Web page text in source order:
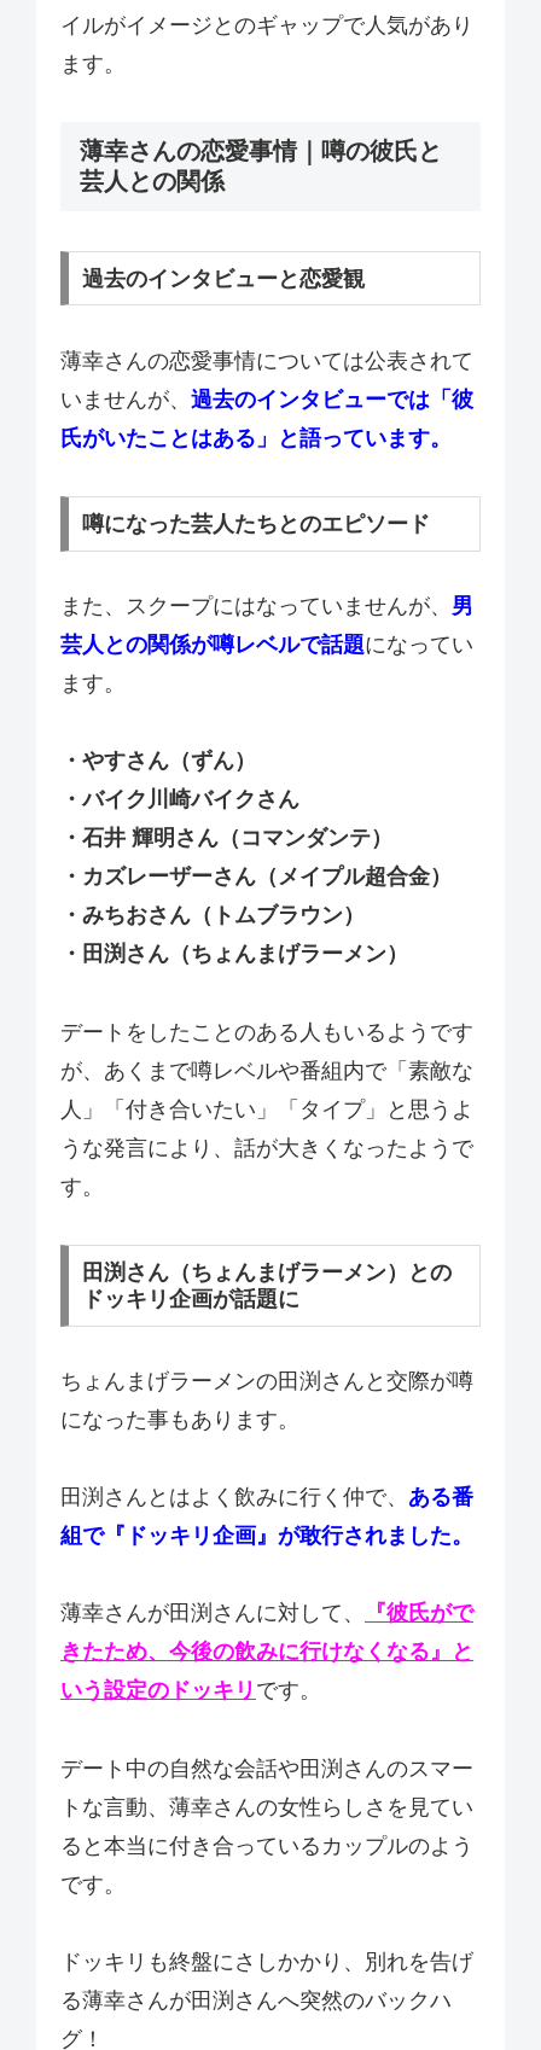
イルがイメージとのギャップで人気があり
ます。
薄幸さんの恋愛事情｜噂の彼氏と
芸人との関係
過去のインタビューと恋愛観
薄幸さんの恋愛事情については公表されて
いませんが、 過去のインタビューでは「彼
氏がいたことはある」と語っています。
噂になった芸人たちとのエピソード
また、スクープにはなっていませんが、 男
芸人との関係が噂レベルで話題になってい
ます。
・やすさん（ずん）
・バイク川崎バイクさん
・石井 輝明さん（コマンダンテ）
・カズレーザーさん（メイプル超合金）
・みちおさん（トムブラウン）
・田渕さん（ちょんまげラーメン）
デートをしたことのある人もいるようです
が、あくまで噂レベルや番組内で「素敵な
人」「付き合いたい」「タイプ」と思うよ
うな発言により、話が大きくなったようで
す。
田渕さん（ちょんまげラーメン）との
ドッキリ企画が話題に
ちょんまげラーメンの田渕さんと交際が噂
になった事もあります。
田渕さんとはよく飲みに行く仲で、 ある番
組で『ドッキリ企画』が敢行されました。
薄幸さんが田渕さんに対して、
『彼氏がで
きたため、今後の飲みに行けなくなる』と
いう設定のドッキリ です。
デート中の自然な会話や田渕さんのスマー
トな言動、薄幸さんの女性らしさを見てい
ると本当に付き合っているカップルのよう
です。
ドッキリも終盤にさしかかり、別れを告げ
る薄幸さんが田渕さんへ突然のバックハ
グ！